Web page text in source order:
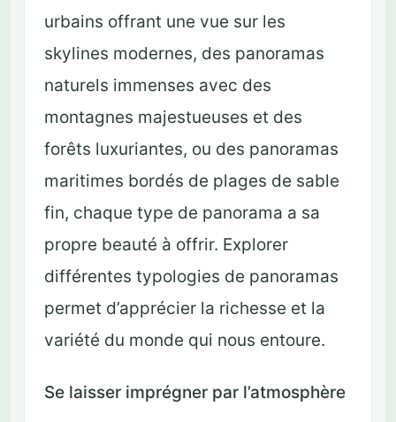
urbains offrant une vue sur les
skylines modernes, des panoramas
naturels immenses avec des
montagnes majestueuses et des
forêts luxuriantes, ou des panoramas
maritimes bordés de plages de sable
fin, chaque type de panorama a sa
propre beauté à offrir. Explorer
différentes typologies de panoramas
permet d’apprécier la richesse et la
variété du monde qui nous entoure.
Se laisser imprégner par l’atmosphère